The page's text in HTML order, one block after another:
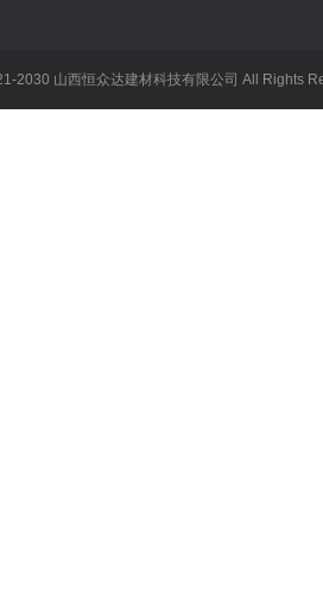
2030 山西恒众达建材科技有限公司 All Rights